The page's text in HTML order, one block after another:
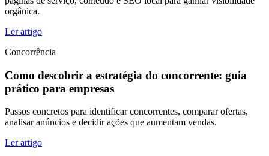
orgânica.
Ler artigo
Concorrência
Como descobrir a estratégia do concorrente: guia
prático para empresas
Passos concretos para identificar concorrentes, comparar ofertas,
analisar anúncios e decidir ações que aumentam vendas.
Ler artigo